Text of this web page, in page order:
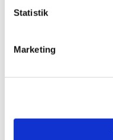
Statistik
Marketing
Toldtariff nummer